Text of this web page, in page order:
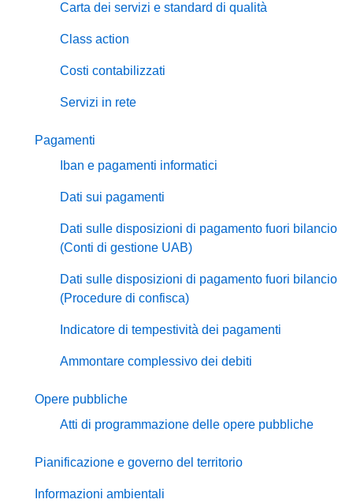
Carta dei servizi e standard di qualità
Class action
Costi contabilizzati
Servizi in rete
Pagamenti
Iban e pagamenti informatici
Dati sui pagamenti
Dati sulle disposizioni di pagamento fuori bilancio
(Conti di gestione UAB)
Dati sulle disposizioni di pagamento fuori bilancio
(Procedure di confisca)
Indicatore di tempestività dei pagamenti
Ammontare complessivo dei debiti
Opere pubbliche
Atti di programmazione delle opere pubbliche
Pianificazione e governo del territorio
Informazioni ambientali